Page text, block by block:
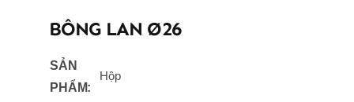
BÔNG LAN Ø26
SẢN
PHẨM:
Hộp